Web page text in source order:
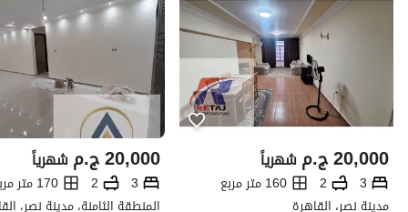
ج.م20,000 شهرياً
3
2
160 متر مربع
مدينة نصر، القاهرة
ج.م20,000 شهرياً
3
2
170 متر مربع
المنطقة الثامنة، مدينة نصر،